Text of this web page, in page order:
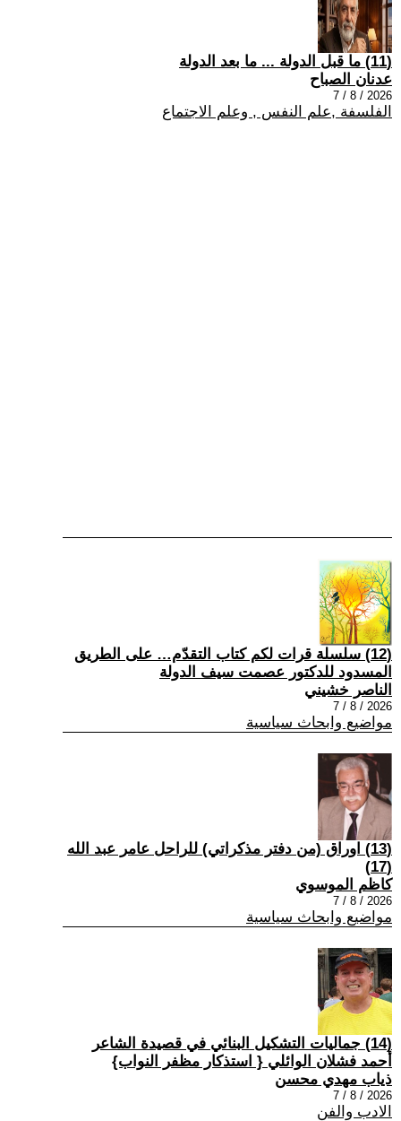
(11) ما قبل الدولة ... ما بعد الدولة
عدنان الصباح
2026 / 8 / 7
الفلسفة ,علم النفس , وعلم الاجتماع
(12) سلسلة قرات لكم كتاب التقدّم… على الطريق
المسدود للدكتور عصمت سيف الدولة
الناصر خشيني
2026 / 8 / 7
مواضيع وابحاث سياسية
(13) اوراق (من دفتر مذكراتي) للراحل عامر عبد الله
(17)
كاظم الموسوي
2026 / 8 / 7
مواضيع وابحاث سياسية
(14) جماليات التشكيل البنائي في قصيدة الشاعر
أحمد فشلان الوائلي { استذكار مظفر النواب}
ذياب مهدي محسن
2026 / 8 / 7
الادب والفن